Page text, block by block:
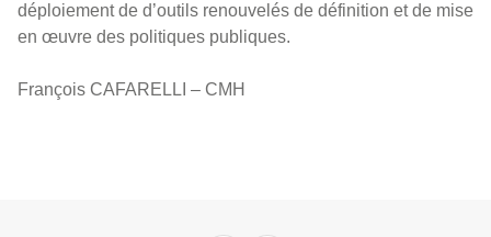
déploiement de d’outils renouvelés de définition et de mise
en œuvre des politiques publiques.
François CAFARELLI – CMH